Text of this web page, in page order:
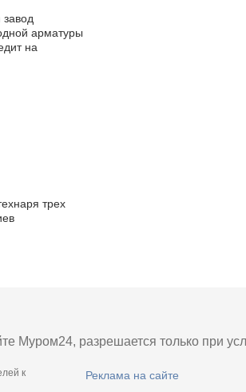
арматуры
на
трех
разрешается только при
к
Реклама на сайте